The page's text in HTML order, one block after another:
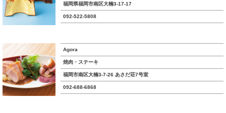
福岡県福岡市南区大楠3-17-17
092-522-5808
Agora
焼肉・ステーキ
福岡市南区大楠3-7-26 あさだ荘7号室
092-688-6868